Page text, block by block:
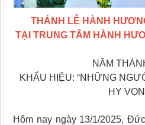
THÁNH LỄ HÀNH
TẠI TRUNG TÂM HÀNH
NĂM
KHẨU HIỆU: “NHỮNG
HY
Hôm nay ngày 13/1/2025,